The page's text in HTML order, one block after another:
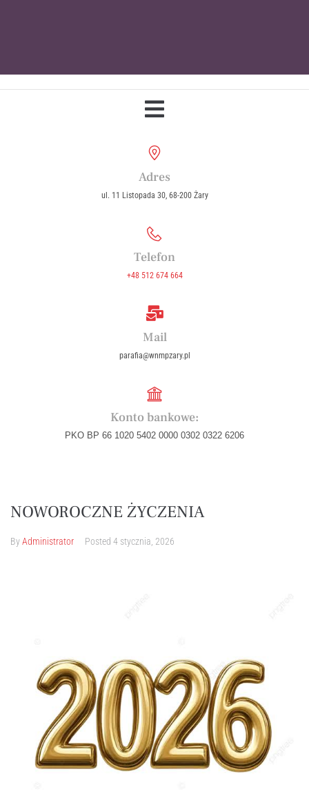
Adres
ul. 11 Listopada 30, 68-200 Żary
Telefon
+48 512 674 664
Mail
parafia@wnmpzary.pl
Konto bankowe:
PKO BP 66 1020 5402 0000 0302 0322 6206
NOWOROCZNE ŻYCZENIA
ByAdministrator Posted 4 stycznia, 2026